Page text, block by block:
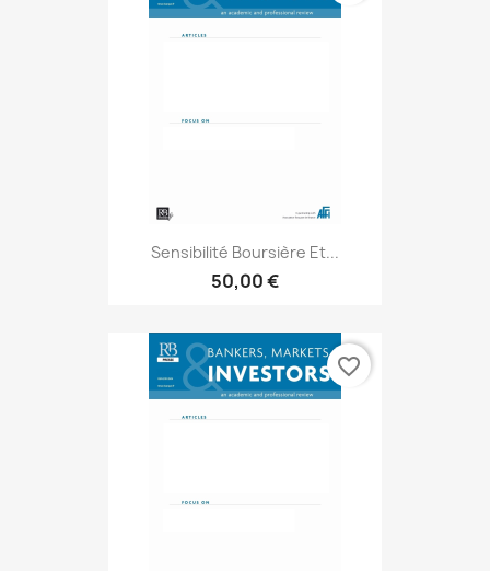
Sensibilité Boursière Et...
50,00 €
favorite_border